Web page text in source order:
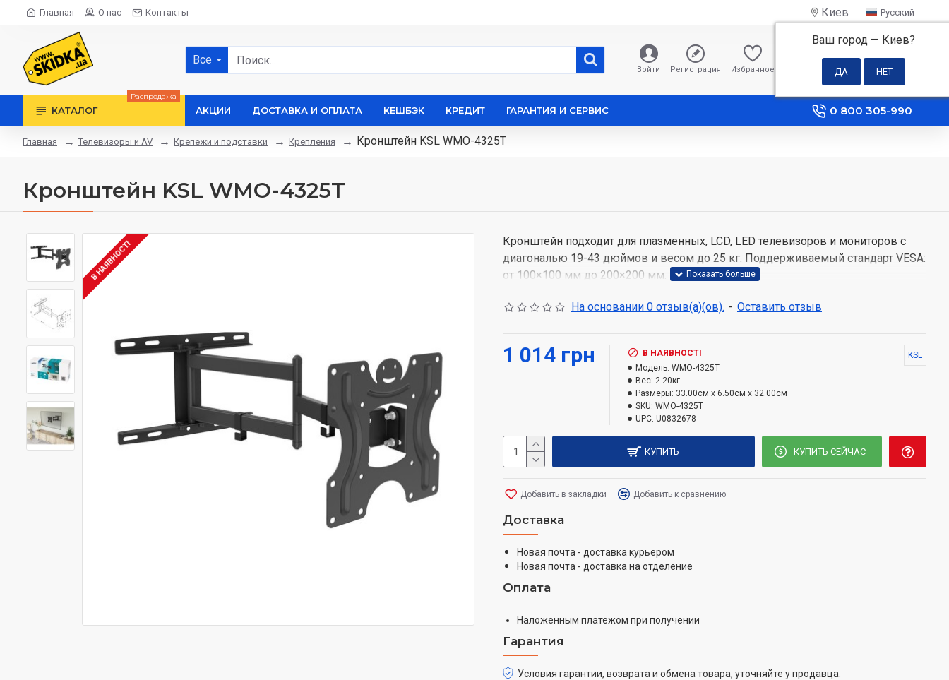
Главная О нас Контакты Киев
Ваш город — Киев?
Русский
Все
Войти Регистрация Избранное
0 грн
КАТАЛОГ
Распродажа
АКЦИИ ДОСТАВКА И ОПЛАТА КЕШБЭК КРЕДИТ ГАРАНТИЯ И СЕРВИС 0 800 305-990
Главная Телевизоры и AV Крепежи и подставки Крепления Кронштейн KSL WMO-4325T
Кронштейн KSL WMO-4325T
В НАЯВНОСТІ
Кронштейн подходит для плазменных, LCD, LED телевизоров и мониторов с
диагональю 19-43 дюймов и весом до 25 кг. Поддерживаемый стандарт VESA:
от 100×100 мм до 200×200 мм.
Изготовлен из листового металла;
Легко фиксируется в необходимом положении;
Понятная инструкция по установке в комплекте;
В комплекте улучшенный монтажный набор, подходящий для 99%
современных телевизоров;
кронштейн даже после его установки;
Легкий монтаж в 3 шага:
Прикрепить заднюю пластину к стене;
Прикрепить кронштейн к телевизору;
Закрепить телевизор на стене.
На основании 0 отзыв(а)(ов). - Оставить отзыв
1 014 грн
В НАЯВНОСТІ
Модель: WMO-4325T
Вес: 2.20кг
Размеры: 33.00см x 6.50см x 32.00см
SKU: WMO-4325T
UPC: U0832678
KSL
КУПИТЬ КУПИТЬ СЕЙЧАС
Добавить в закладки Добавить к сравнению
Доставка
Новая почта - доставка курьером
Новая почта - доставка на отделение
Оплата
Наложенным платежом при получении
Гарантия
Условия гарантии, возврата и обмена товара, уточняйте у продавца.